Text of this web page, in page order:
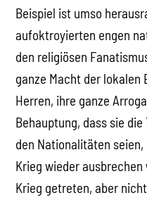
Beispiel ist umso
aufoktroyierten engen
den religiösen
ganze Macht der lokalen
Herren, ihre ganze
Behauptung, dass sie
den Nationalitäten
Krieg wieder
Krieg getreten, aber